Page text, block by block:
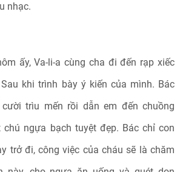
nhạc.
ấy, Va-li-a cùng cha đi đến rạp xiếc
khi trình bày ý kiến của mình. Bác
trìu mến rồi dẫn em đến chuồng
chú ngựa bạch tuyệt đẹp. Bác chỉ con
trở đi, công việc của cháu sẽ là chăm